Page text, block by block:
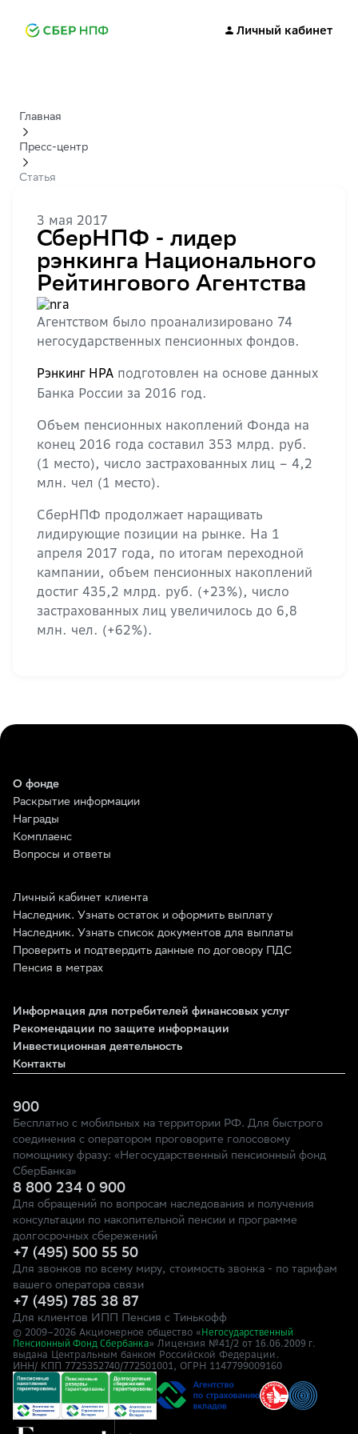
Личный кабинет
Главная
Пресс-центр
Статья
3 мая 2017
СберНПФ - лидер
рэнкинга Национального
Рейтингового Агентства
Агентством было проанализировано 74
негосударственных пенсионных фондов.
Рэнкинг НРА подготовлен на основе данных
Банка России за 2016 год.
Объем пенсионных накоплений Фонда на
конец 2016 года составил 353 млрд. руб.
(1 место), число застрахованных лиц – 4,2
млн. чел (1 место).
СберНПФ продолжает наращивать
лидирующие позиции на рынке. На 1
апреля 2017 года, по итогам переходной
кампании, объем пенсионных накоплений
достиг 435,2 млрд. руб. (+23%), число
застрахованных лиц увеличилось до 6,8
млн. чел. (+62%).
О фонде
Раскрытие информации
Награды
Комплаенс
Вопросы и ответы
Личный кабинет клиента
Наследник. Узнать остаток и оформить выплату
Наследник. Узнать список документов для выплаты
Проверить и подтвердить данные по договору ПДС
Пенсия в метрах
Информация для потребителей финансовых услуг
Рекомендации по защите информации
Инвестиционная деятельность
Контакты
900
Бесплатно с мобильных на территории РФ. Для быстрого
соединения с оператором проговорите голосовому
помощнику фразу: «Негосударственный пенсионный фонд
СберБанка»
8 800 234 0 900
Для обращений по вопросам наследования и получения
консультации по накопительной пенсии и программе
долгосрочных сбережений
+7 (495) 500 55 50
Для звонков по всему миру, стоимость звонка - по тарифам
вашего оператора связи
+7 (495) 785 38 87
Для клиентов ИПП Пенсия с Тинькофф
© 2009–2026 Акционерное общество « Негосударственный
Пенсионный Фонд Сбербанка» Лицензия №41/2 от 16.06.2009 г.
выдана Центральным банком Российской Федерации.
ИНН/ КПП 7725352740/772501001, ОГРН 1147799009160